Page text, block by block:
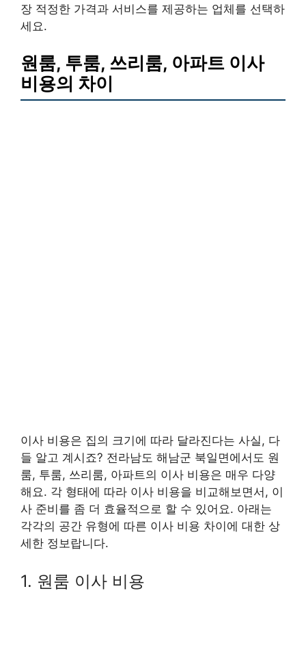
장 적정한 가격과 서비스를 제공하는 업체를 선택하
세요.
원룸, 투룸, 쓰리룸, 아파트 이사
비용의 차이
이사 비용은 집의 크기에 따라 달라진다는 사실, 다
들 알고 계시죠? 전라남도 해남군 북일면에서도 원
룸, 투룸, 쓰리룸, 아파트의 이사 비용은 매우 다양
해요. 각 형태에 따라 이사 비용을 비교해보면서, 이
사 준비를 좀 더 효율적으로 할 수 있어요. 아래는
각각의 공간 유형에 따른 이사 비용 차이에 대한 상
세한 정보랍니다.
1. 원룸 이사 비용